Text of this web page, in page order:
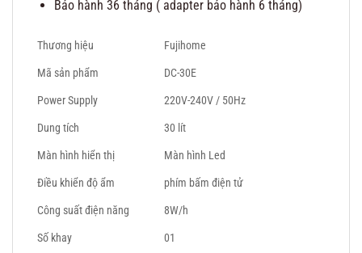
Bảo hành 36 tháng ( adapter bảo hành 6 tháng)
Thương hiệu
Fujihome
Mã sản phẩm
DC-30E
Power Supply
220V-240V / 50Hz
Dung tích
30 lít
Màn hình hiển thị
Màn hình Led
Điều khiển độ ẩm
phím bấm điện tử
Công suất điện năng
8W/h
Số khay
01